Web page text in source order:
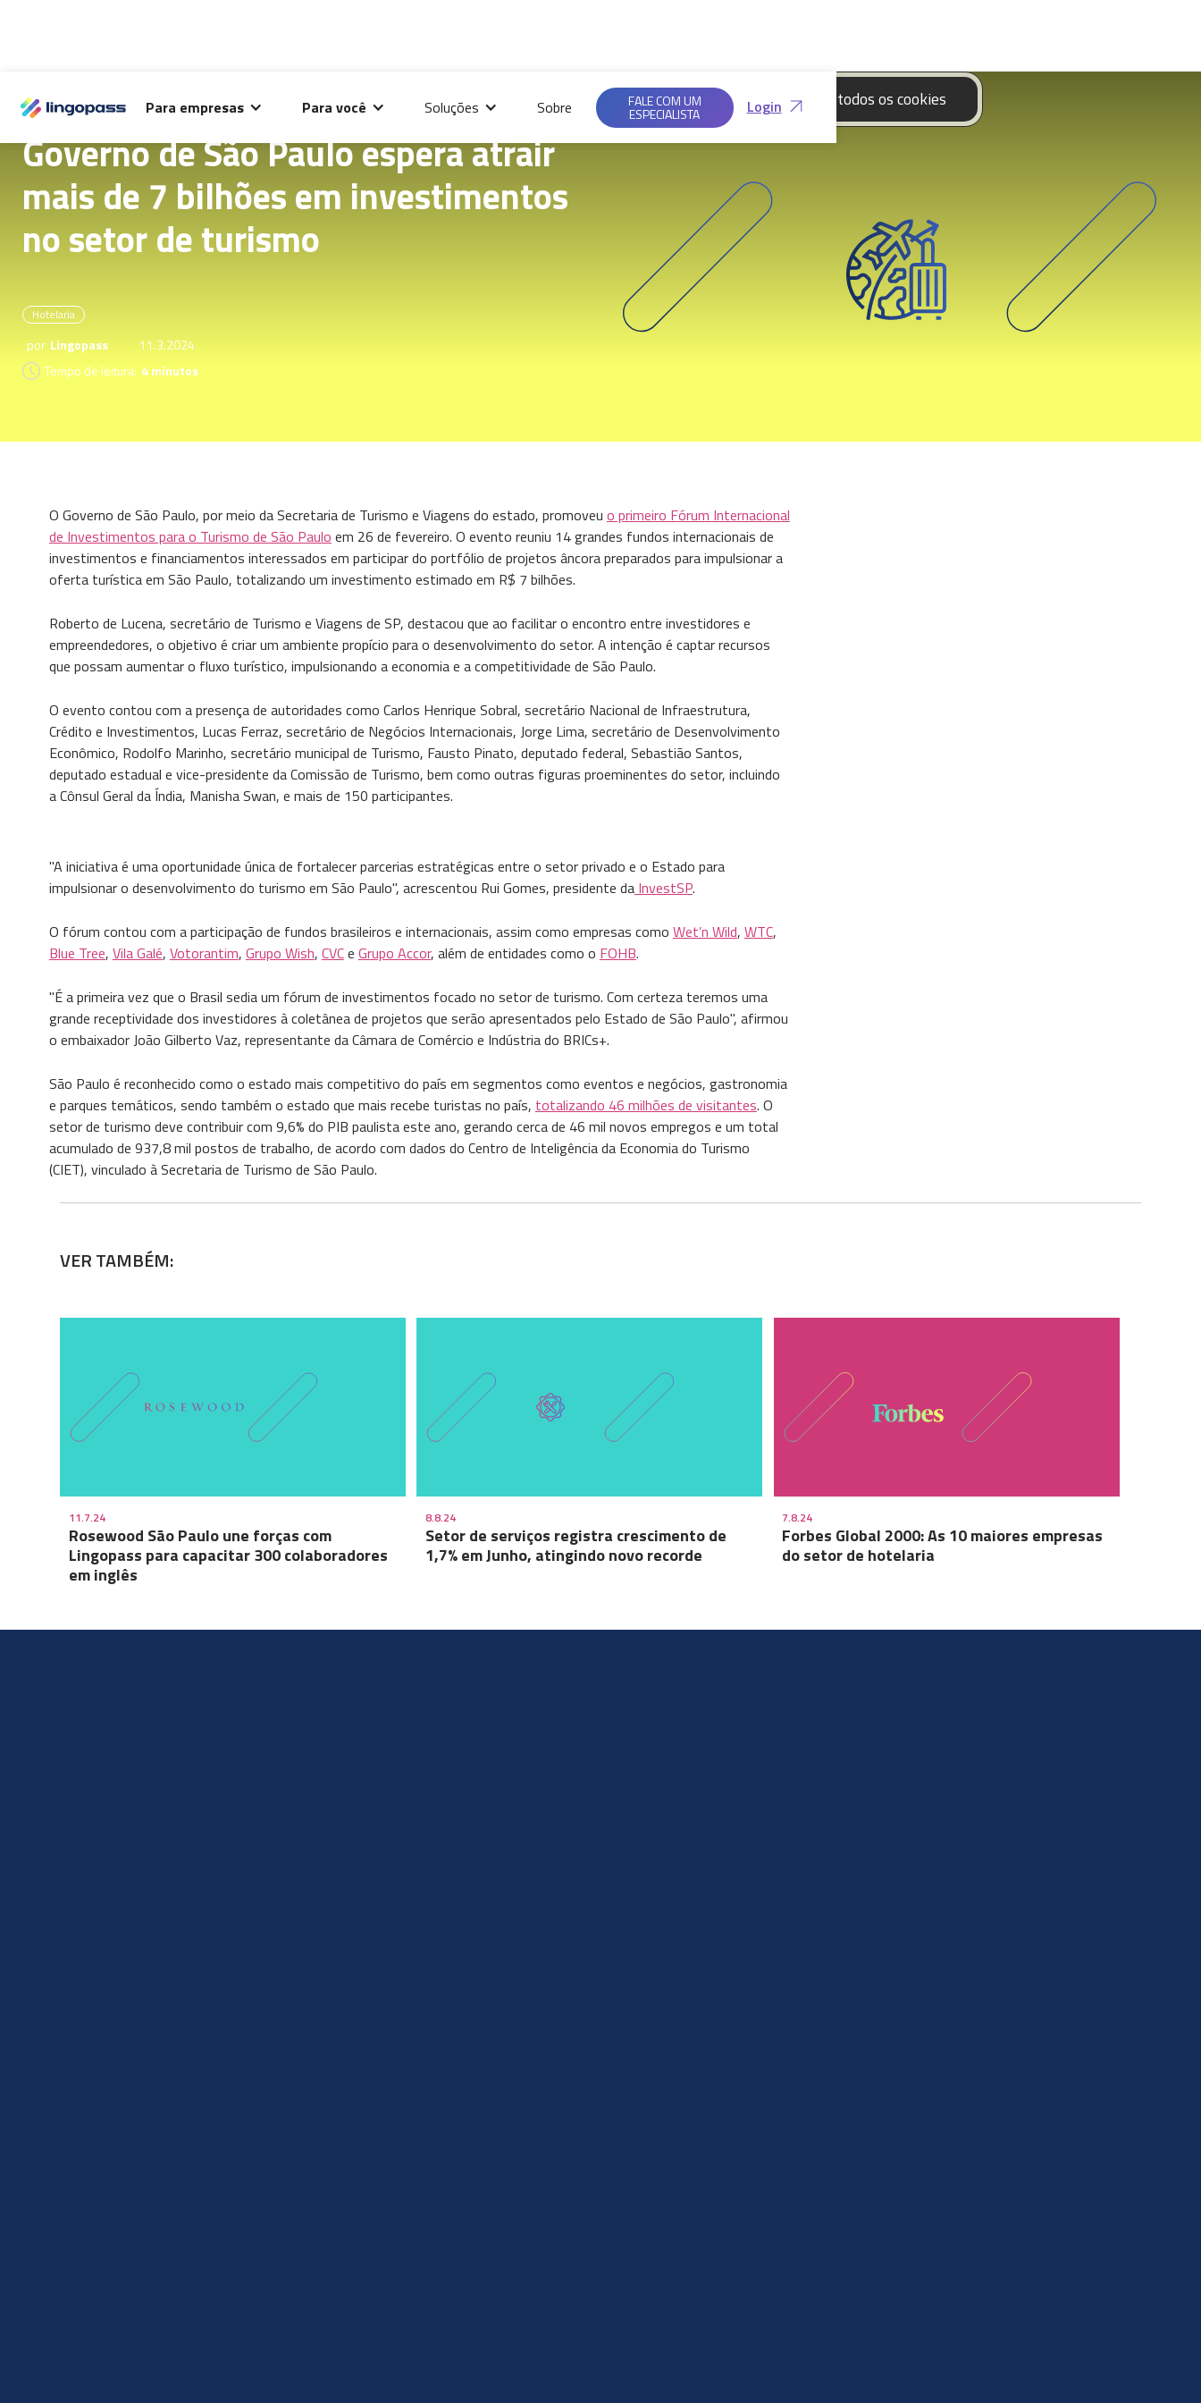
Para empresas Para você Soluções Sobre FALE COM UM
ESPECIALISTA Login
deste site e melhorar sua experiência de navegação.
Saiba mais em nossas
Políticas de
Privacidade.
Aceitar todos os cookies
Governo de São Paulo espera atrair
mais de 7 bilhões em investimentos
no setor de turismo
Hotelaria
por Lingopass
11.3.2024
Tempo de leitura: 4 minutos
O Governo de São Paulo, por meio da Secretaria de Turismo e Viagens do estado, promoveu o primeiro Fórum Internacional
de Investimentos para o Turismo de São Paulo em 26 de fevereiro. O evento reuniu 14 grandes fundos internacionais de
investimentos e financiamentos interessados em participar do portfólio de projetos âncora preparados para impulsionar a
oferta turística em São Paulo, totalizando um investimento estimado em R$ 7 bilhões.
Roberto de Lucena, secretário de Turismo e Viagens de SP, destacou que ao facilitar o encontro entre investidores e
empreendedores, o objetivo é criar um ambiente propício para o desenvolvimento do setor. A intenção é captar recursos
que possam aumentar o fluxo turístico, impulsionando a economia e a competitividade de São Paulo.
O evento contou com a presença de autoridades como Carlos Henrique Sobral, secretário Nacional de Infraestrutura,
Crédito e Investimentos, Lucas Ferraz, secretário de Negócios Internacionais, Jorge Lima, secretário de Desenvolvimento
Econômico, Rodolfo Marinho, secretário municipal de Turismo, Fausto Pinato, deputado federal, Sebastião Santos,
deputado estadual e vice-presidente da Comissão de Turismo, bem como outras figuras proeminentes do setor, incluindo
a Cônsul Geral da Índia, Manisha Swan, e mais de 150 participantes.
"A iniciativa é uma oportunidade única de fortalecer parcerias estratégicas entre o setor privado e o Estado para
impulsionar o desenvolvimento do turismo em São Paulo", acrescentou Rui Gomes, presidente daInvestSP.
O fórum contou com a participação de fundos brasileiros e internacionais, assim como empresas como Wet’n Wild, WTC,
Blue Tree, Vila Galé, Votorantim, Grupo Wish, CVCe Grupo Accor, além de entidades como o FOHB.
"É a primeira vez que o Brasil sedia um fórum de investimentos focado no setor de turismo. Com certeza teremos uma
grande receptividade dos investidores à coletânea de projetos que serão apresentados pelo Estado de São Paulo", afirmou
o embaixador João Gilberto Vaz, representante da Câmara de Comércio e Indústria do BRICs+.
São Paulo é reconhecido como o estado mais competitivo do país em segmentos como eventos e negócios, gastronomia
e parques temáticos, sendo também o estado que mais recebe turistas no país, totalizando 46 milhões de visitantes. O
setor de turismo deve contribuir com 9,6% do PIB paulista este ano, gerando cerca de 46 mil novos empregos e um total
acumulado de 937,8 mil postos de trabalho, de acordo com dados do Centro de Inteligência da Economia do Turismo
(CIET), vinculado à Secretaria de Turismo de São Paulo.
VER TAMBÉM:
11.7.24
Rosewood São Paulo une forças com
Lingopass para capacitar 300 colaboradores
em inglês
8.8.24
Setor de serviços registra crescimento de
1,7% em Junho, atingindo novo recorde
7.8.24
Forbes Global 2000: As 10 maiores empresas
do setor de hotelaria